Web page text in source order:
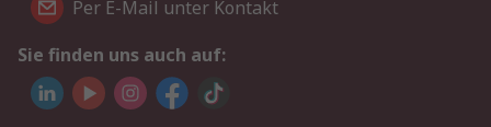
Per E-Mail unter Kontakt
Sie finden uns auch auf: